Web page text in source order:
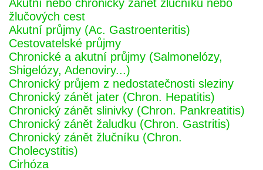
Akutní nebo chronický zánět žlučníku nebo
žlučových cest
Akutní průjmy (Ac. Gastroenteritis)
Cestovatelské průjmy
Chronické a akutní průjmy (Salmonelózy,
Shigelózy, Adenoviry...)
Chronický průjem z nedostatečnosti sleziny
Chronický zánět jater (Chron. Hepatitis)
Chronický zánět slinivky (Chron. Pankreatitis)
Chronický zánět žaludku (Chron. Gastritis)
Chronický zánět žlučníku (Chron.
Cholecystitis)
Cirhóza